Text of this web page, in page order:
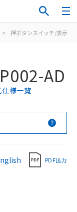
> 押ボタンスイッチ/表示灯
AD
様一覧
PDF出力